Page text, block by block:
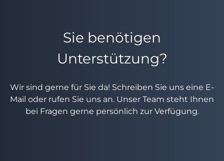
Sie benötigen
Unterstützung?
Wir sind gerne für Sie da! Schreiben Sie uns eine E-
Mail oder rufen Sie uns an. Unser Team steht Ihnen
bei Fragen gerne persönlich zur Verfügung.